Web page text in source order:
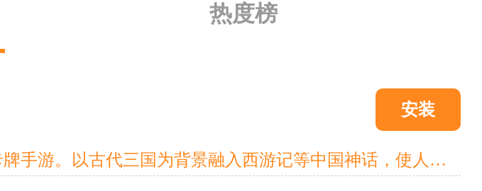
热度榜
安装
《萌将风云》是一款精心雕琢的新概念微操卡牌手游。以古代三国为背景融入西游记等中国神话，使人、神、魔汇聚一堂!知名CV携手爆笑剧情;强烈打击感搭配上百种微操技能，让你感受耳目一新的策略战斗!更有MM后援团、国战、世界资源争夺等特色玩法，满足一切期待!面对未知的冒险与挑战，你准备好了吗?